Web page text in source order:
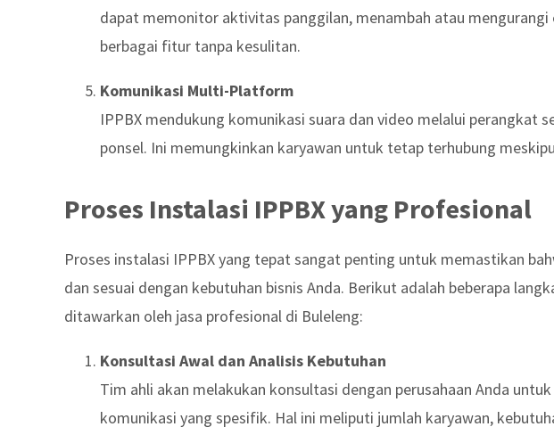
dapat memonitor aktivitas panggilan, menambah atau
berbagai fitur tanpa kesulitan.
Komunikasi Multi-Platform
IPPBX mendukung komunikasi suara dan video melalui perangkat
ponsel. Ini memungkinkan karyawan untuk tetap terhubung
Proses Instalasi IPPBX yang Profesional
Proses instalasi IPPBX yang tepat sangat penting untuk memastikan
dan sesuai dengan kebutuhan bisnis Anda. Berikut adalah beberapa
ditawarkan oleh jasa profesional di Buleleng:
Konsultasi Awal dan Analisis Kebutuhan
Tim ahli akan melakukan konsultasi dengan perusahaan Anda
komunikasi yang spesifik. Hal ini meliputi jumlah karyawan,